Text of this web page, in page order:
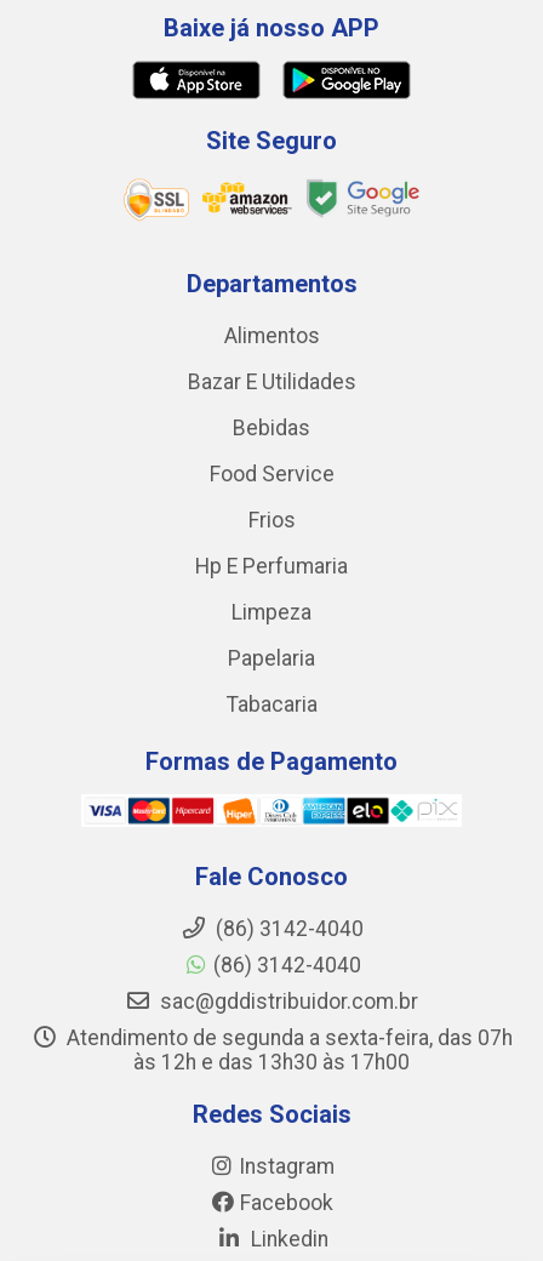
Baixe já nosso APP
Site Seguro
Departamentos
Alimentos
Bazar E Utilidades
Bebidas
Food Service
Frios
Hp E Perfumaria
Limpeza
Papelaria
Tabacaria
Formas de Pagamento
Fale Conosco
(86) 3142-4040
(86) 3142-4040
sac@gddistribuidor.com.br
Atendimento de segunda a sexta-feira, das 07h
às 12h e das 13h30 às 17h00
Redes Sociais
Instagram
Facebook
Linkedin